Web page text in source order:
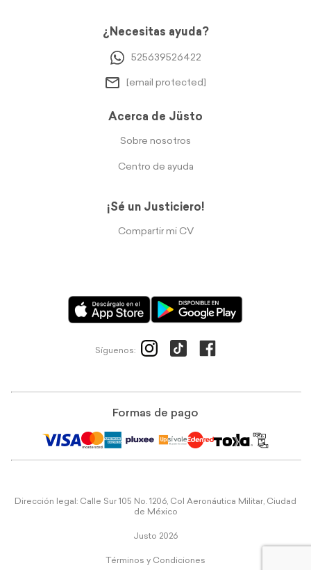
¿Necesitas ayuda?
525639526422
[email protected]
Acerca de Jüsto
Sobre nosotros
Centro de ayuda
¡Sé un Justiciero!
Compartir mi CV
Síguenos:
Formas de pago
Dirección legal: Calle Sur 105 No. 1206, Col Aeronáutica Militar, Ciudad
de México
Justo 2026
Términos y Condiciones